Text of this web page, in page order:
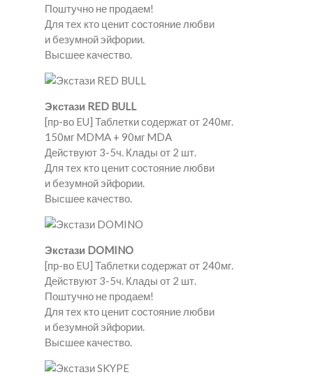
Поштучно не продаем!
Для тех кто ценит состояние любви
и безумной эйфории.
Высшее качество.
Экстази RED BULL
[пр-во EU] Таблетки содержат от 240мг.
150мг MDMA + 90мг MDA
Действуют 3-5ч. Клады от 2 шт.
Для тех кто ценит состояние любви
и безумной эйфории.
Высшее качество.
Экстази DOMINO
[пр-во EU] Таблетки содержат от 240мг.
Действуют 3-5ч. Клады от 2 шт.
Поштучно не продаем!
Для тех кто ценит состояние любви
и безумной эйфории.
Высшее качество.